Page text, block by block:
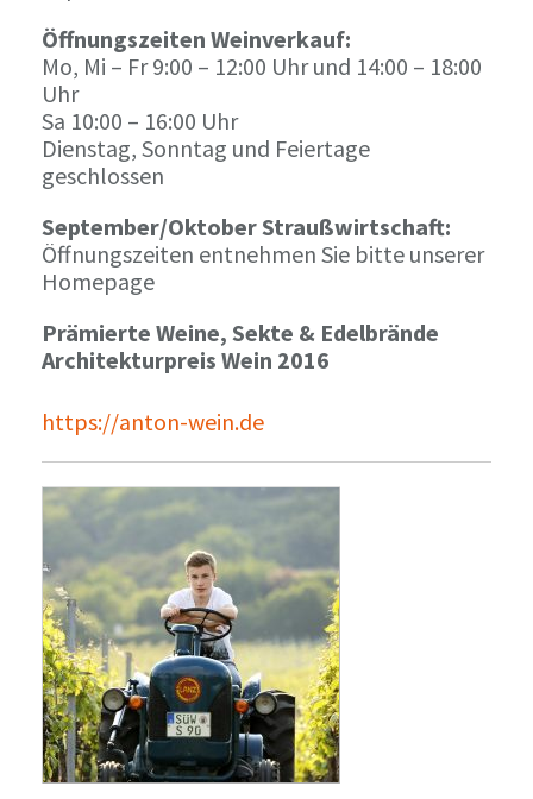
Öffnungszeiten Weinverkauf:
Mo, Mi – Fr 9:00 – 12:00 Uhr und 14:00 – 18:00
Uhr
Sa 10:00 – 16:00 Uhr
Dienstag, Sonntag und Feiertage
geschlossen
September/Oktober Straußwirtschaft:
Öffnungszeiten entnehmen Sie bitte unserer
Homepage
Prämierte Weine, Sekte & Edelbrände
Architekturpreis Wein 2016
https://anton-wein.de